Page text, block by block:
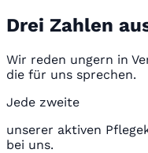
Drei Zahlen
Wir reden ungern in
die für uns sprechen.
Jede zweite
unserer aktiven
bei uns.